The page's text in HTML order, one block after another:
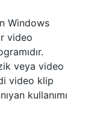
Windows
video
veya video
video klip
kullanımı